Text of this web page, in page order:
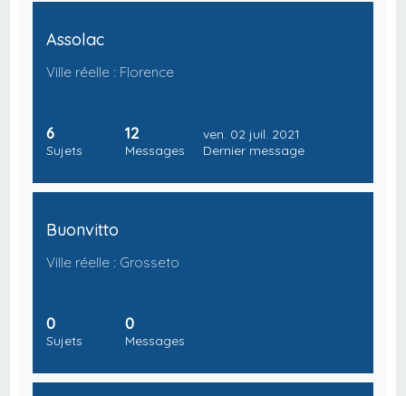
Assolac
Ville réelle : Florence
6
Sujets
12
Messages
ven. 02 juil. 2021
Dernier message
Buonvitto
Ville réelle : Grosseto
0
Sujets
0
Messages